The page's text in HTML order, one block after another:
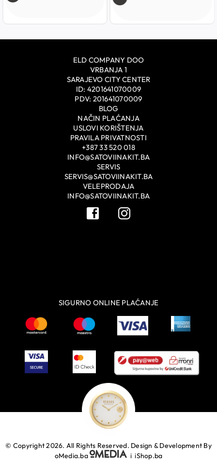
ELD COMPANY DOO
VRBANJA 1
SARAJEVO CITY CENTER
ID: 4201641070009
PDV: 201641070009
BLOG
NAČIN PLAĆANJA
USLOVI KORIŠTENJA
PRAVILA PRIVATNOSTI
+387 33 520 018
INFO@SATOVIINAKIT.BA
SERVIS
SERVIS@SATOVIINAKIT.BA
VELEPRODAJA
INFO@SATOVIINAKIT.BA
SIGURNO ONLINE PLAĆANJE
© Copyright 2026. All Rights Reserved. Design & Development By
oMedia.ba
iiShop.ba